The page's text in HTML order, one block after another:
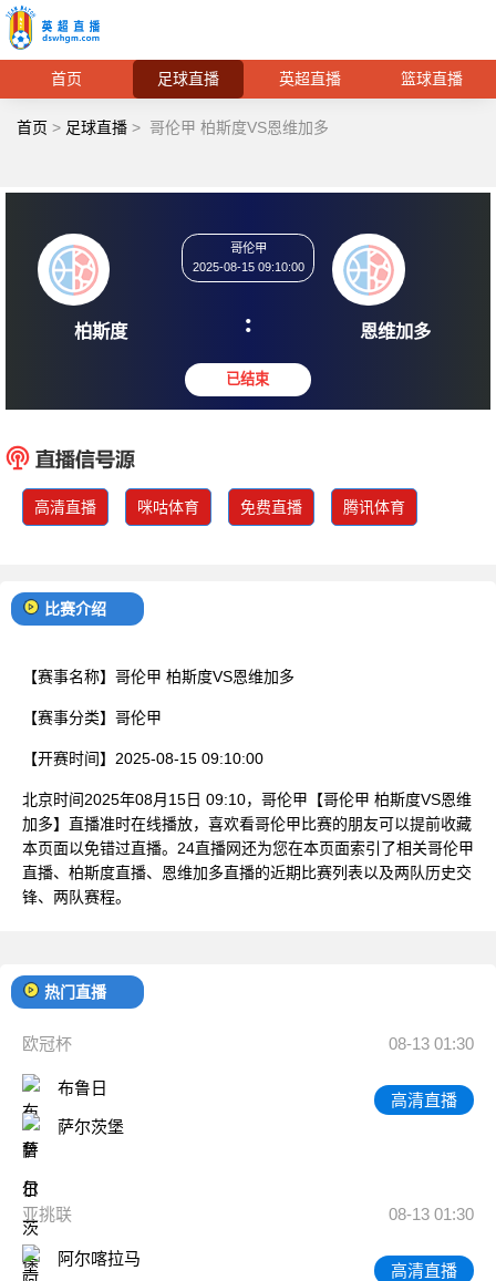
首页 足球直播 英超直播 篮球直播
首页 > 足球直播 > 哥伦甲 柏斯度VS恩维加多
柏斯度
2025-08-15 09:10:00
: 恩维
高清直播 咪咕体育 免费直播 腾讯体育
比赛介绍
【赛事名称】 哥伦甲 柏斯度VS恩维加多
【赛事分类】 哥伦甲
【开赛时间】 2025-08-15 09:10:00
北京时间2025年08月15日 09:10，哥伦甲【哥伦甲 柏斯度VS恩维
加多】直播准时在线播放，喜欢看哥伦甲比赛的朋友可以提前收藏
本页面以免错过直播。24直播网还为您在本页面索引了相关哥伦甲
直播、柏斯度直播、恩维加多直播的近期比赛列表以及两队历史交
锋、两队赛程。
热门直播
欧冠杯 08-13 01:30
布鲁日
萨尔茨堡
高清直播
亚挑联 08-13 01:30
阿尔喀拉马
高清直播